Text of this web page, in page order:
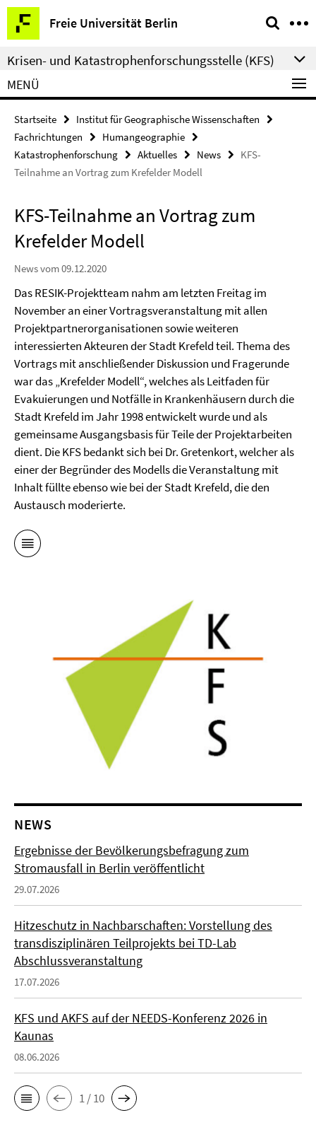
Springe
direkt
zu
Inhalt
Freie Universität Berlin
Service-
Navigation
Krisen- und Katastrophenforschungsstelle (KFS)
MENÜ
Startseite
Institut für Geographische Wissenschaften
Fachrichtungen
Humangeographie
Katastrophenforschung
Aktuelles News
KFS-
Teilnahme an Vortrag zum Krefelder Modell
KFS-Teilnahme an Vortrag zum
Krefelder Modell
News vom 09.12.2020
Das RESIK-Projektteam nahm am letzten Freitag im
November an einer Vortragsveranstaltung mit allen
Projektpartnerorganisationen sowie weiteren
interessierten Akteuren der Stadt Krefeld teil. Thema des
Vortrags mit anschließender Diskussion und Fragerunde
war das „Krefelder Modell“, welches als Leitfaden für
Evakuierungen und Notfälle in Krankenhäusern durch die
Stadt Krefeld im Jahr 1998 entwickelt wurde und als
gemeinsame Ausgangsbasis für Teile der Projektarbeiten
dient. Die KFS bedankt sich bei Dr. Gretenkort, welcher als
einer der Begründer des Modells die Veranstaltung mit
Inhalt füllte ebenso wie bei der Stadt Krefeld, die den
Austausch moderierte.
NEWS
Ergebnisse der Bevölkerungsbefragung zum
Stromausfall in Berlin veröffentlicht
29.07.2026
Hitzeschutz in Nachbarschaften: Vorstellung des
transdisziplinären Teilprojekts bei TD-Lab
Abschlussveranstaltung
17.07.2026
KFS und AKFS auf der NEEDS-Konferenz 2026 in
Kaunas
08.06.2026
1 / 10